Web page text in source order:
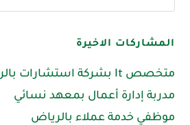
المشاركات الاخيرة
متخصص It بشركة استشارات بالرياض
مدربة إدارة أعمال بمعهد نسائي
موظفي خدمة عملاء بالرياض